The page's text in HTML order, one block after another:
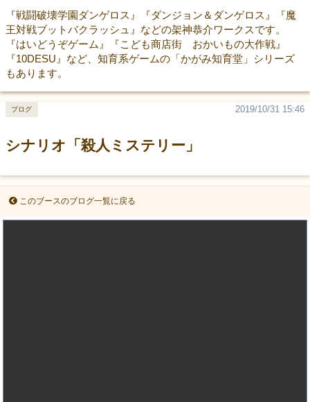
『戦闘破壊学園ダンゲロス』『ダンジョン＆ダンゲロス』『魔
王対戦ブットバクラッシュ』などの架神恭介ワークスです。
『はいどうぞゲーム』『こども商店街 おかいもの大作戦』
『10DESU』など、知育系ゲームの「かがみ知育堂」シリーズ
もあります。
シナリオ「殺人ミステリー」
2019/10/31 15:46
ブログ
このブースのブログ一覧に戻る